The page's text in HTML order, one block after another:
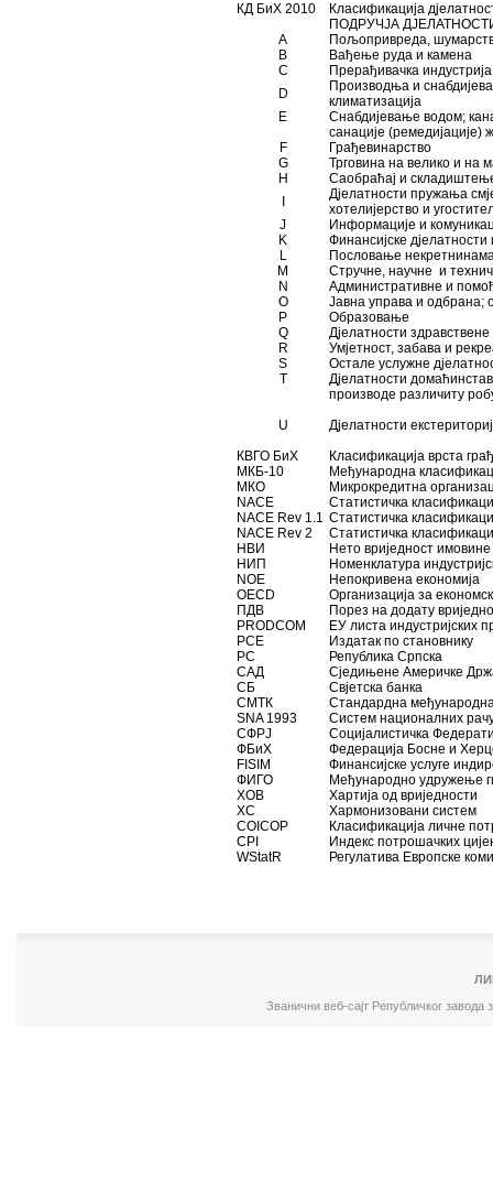
КД БиХ 2010
Класификација
ПОДРУЧЈА
А
Пољопривреда,
B
Вађење руда и камена
C
Прерађивачка
D
Производња и
климатизација
E
Снабдијевање водом;
санације
F
Грађевинарство
G
Трговина на велико и на
H
Саобраћај и
Дјелатности пружања
хотелијерство и
J
Информације и
K
Финансијске
L
Пословање
M
Стручне, научне и
N
Административне и
O
Јавна управа и одбрана;
P
Образовање
Q
Дјелатности
R
Умјетност, забава и
S
Остале услужне
T
Дјелатности
производе различиту
U
Дјелатности
КВГО БиХ
Класификација врста
МКБ-10
Међународна
МКО
Микрокредитна
NACE
Статистичкa
NACE Rev 1.1 Статистичкa
NACE Rev 2
Статистичкa
НВИ
Нето вриједност
НИП
Номенклатура
NOE
Непокривена економија
OECD
Организација за
ПДВ
Порез на додату
PRODCOM
ЕУ листа индустријских
PCE
Издатак по становнику
РС
Република Српска
САД
Сједињене Америчке
СБ
Свјетска банка
СМТК
Стандардна
SNA 1993
Систем националних
СФРЈ
Социјалистичка
ФБиХ
Федерација Босне и
FISIM
Финансијске услуге
ФИГО
Међународно удружење
ХОВ
Хартија од вриједности
ХС
Хармонизовани систем
COICOP
Класификација личне
CPI
Индекс потрошачких
WStatR
Регулатива Европске
Званични веб-сајт Републичког